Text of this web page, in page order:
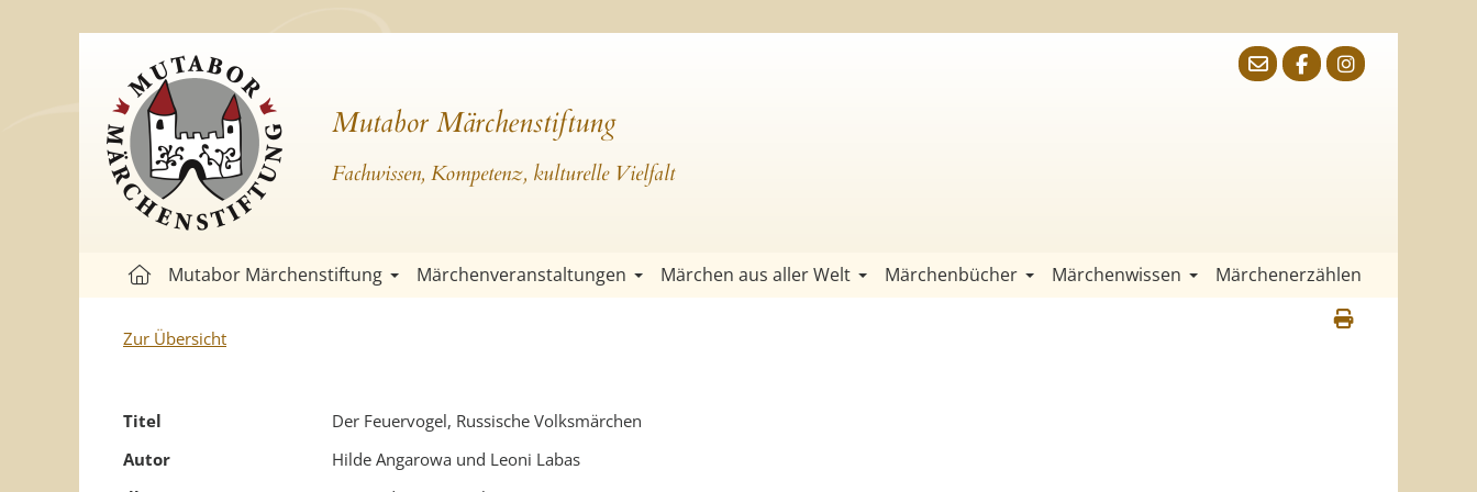
Mutabor Märchenstiftung
Fachwissen, Kompetenz, kulturelle Vielfalt
Mutabor Märchenstiftung Märchenveranstaltungen Märchen aus aller Welt Märchenbücher Märchenwissen Märchenerzählen
Zur Übersicht
Titel
Der Feuervogel, Russische Volksmärchen
Autor
Hilde Angarowa und Leoni Labas